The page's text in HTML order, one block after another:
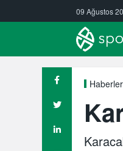
09 Ağustos
Nilüfer’de yaz
Haberler